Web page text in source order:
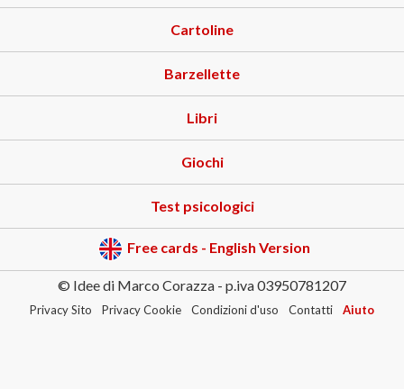
Cartoline
Barzellette
Libri
Giochi
Test psicologici
Free cards - English Version
© Idee di Marco Corazza - p.iva 03950781207
Privacy Sito Privacy Cookie Condizioni d'uso Contatti Aiuto